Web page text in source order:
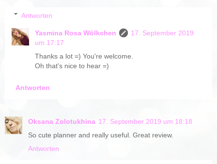
Antworten
Yasmina Rosa Wölkchen
17. September 2019
um 17:17
Thanks a lot =) You're welcome.
Oh that's nice to hear =)
Antworten
Oksana Zolotukhina 17. September 2019 um 18:18
So cute planner and really useful. Great review.
Antworten